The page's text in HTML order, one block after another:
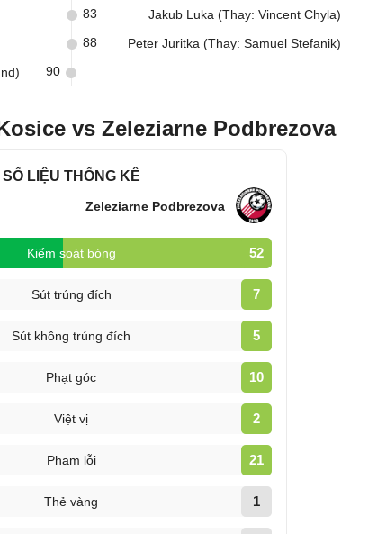
Jakub Luka (Thay: Vincent Chyla)
83
Peter Juritka (Thay: Samuel Stefanik)
88
90
vs Zeleziarne Podbrezova
SỐ LIỆU THỐNG KÊ
Zeleziarne Podbrezova
Kiểm soát bóng 52
Sút trúng đích 7
Sút không trúng đích 5
Phạt góc 10
Việt vị 2
Phạm lỗi 21
Thẻ vàng 1